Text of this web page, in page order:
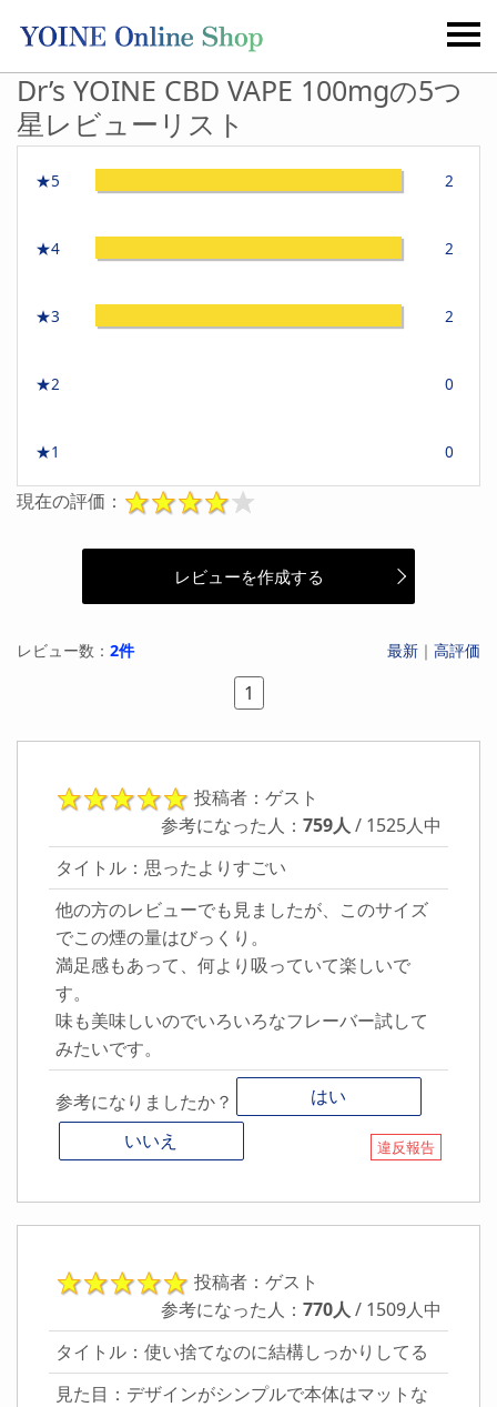
Dr’s YOINE CBD VAPE 100mgの5つ
星レビューリスト
★5 2
★4 2
★3 2
★2 0
★1 0
現在の評価：
レビューを作成する
レビュー数： 2件 最新 ｜ 高評価
1
投稿者：ゲスト
参考になった人：759人 / 1525人中
タイトル：思ったよりすごい
他の方のレビューでも見ましたが、このサイズ
でこの煙の量はびっくり。
満足感もあって、何より吸っていて楽しいで
す。
味も美味しいのでいろいろなフレーバー試して
みたいです。
参考になりましたか？
はい
いいえ
違反報告
投稿者：ゲスト
参考になった人：770人 / 1509人中
タイトル：使い捨てなのに結構しっかりしてる
見た目：デザインがシンプルで本体はマットな